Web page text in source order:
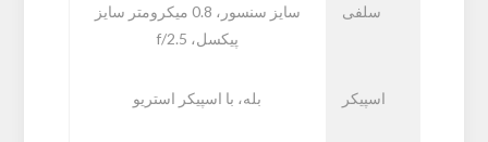
سلفی
سایز سنسور، 0.8 میکرومتر سایز
پیکسل، f/2.5
اسپیکر بله، با اسپیکر استریو